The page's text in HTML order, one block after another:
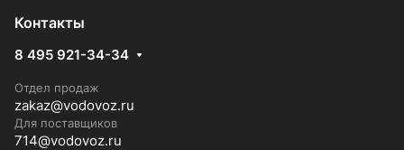
Контакты
8 495 921-34-34
Отдел продаж
zakaz@vodovoz.ru
Для поставщиков
714@vodovoz.ru